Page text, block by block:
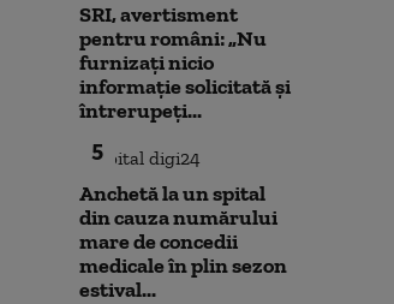
SRI, avertisment
pentru români: „Nu
furnizați nicio
informație solicitată și
întrerupeți...
5
Anchetă la un spital
din cauza numărului
mare de concedii
medicale în plin sezon
estival...